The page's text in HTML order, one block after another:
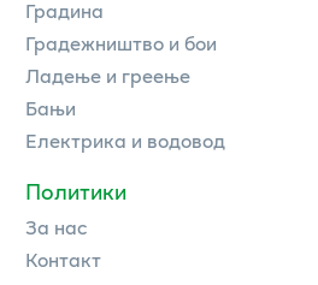
Градина
Градежништво и бои
Ладење и греење
Бањи
Електрика и водовод
Политики
За нас
Контакт